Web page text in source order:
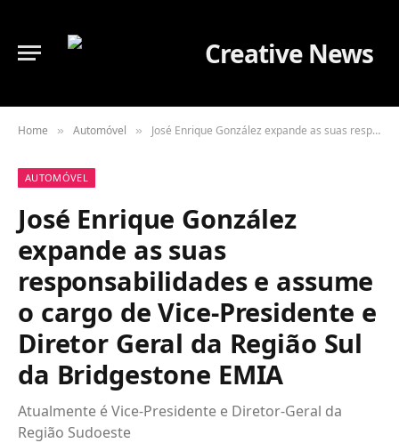
Home » Automóvel » José Enrique González expande as suas responsabilidades e assume o cargo de Vice-Presidente e Diretor Geral da Região Sul da Bridgestone EMIA
AUTOMÓVEL
José Enrique González
expande as suas
responsabilidades e assume
o cargo de Vice-Presidente e
Diretor Geral da Região Sul
da Bridgestone EMIA
Atualmente é Vice-Presidente e Diretor-Geral da
Região Sudoeste